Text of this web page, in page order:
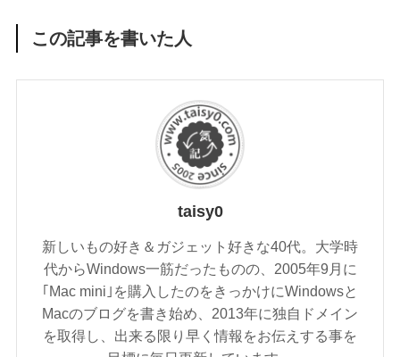
この記事を書いた人
taisy0
新しいもの好き＆ガジェット好きな40代。大学時
代からWindows一筋だったものの、2005年9月に
｢Mac mini｣を購入したのをきっかけにWindowsと
Macのブログを書き始め、2013年に独自ドメイン
を取得し、出来る限り早く情報をお伝えする事を